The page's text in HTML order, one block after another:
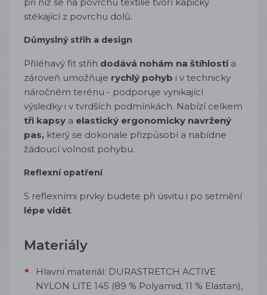
stékající z povrchu dolů.
Důmyslný střih a design
Přiléhavý fit střih dodává nohám na štíhlosti a
zároveň umožňuje rychlý pohyb i v technicky
náročném terénu - podporuje vynikající
výsledky i v tvrdších podmínkách. Nabízí celkem
tři kapsy a elastický ergonomicky navržený
pas, který se dokonale přizpůsobí a nabídne
žádoucí volnost pohybu.
Reflexní opatření
S reflexními prvky budete při úsvitu i po setmění
lépe vidět.
Materiály
Hlavní materiál: DURASTRETCH ACTIVE
NYLON LITE 145 (89 % Polyamid, 11 % Elastan),